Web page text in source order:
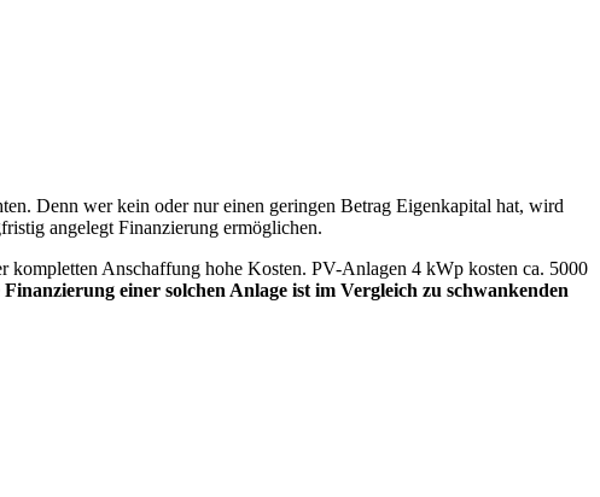
Denn wer kein oder nur einen geringen Betrag Eigenkapital hat, wird
angelegt Finanzierung ermöglichen.
kompletten Anschaffung hohe Kosten. PV-Anlagen 4 kWp kosten ca. 5000
Finanzierung einer solchen Anlage ist im Vergleich zu schwankenden